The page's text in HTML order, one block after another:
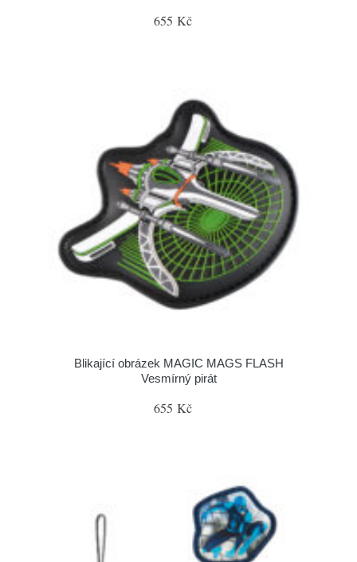
655 Kč
Blikající obrázek MAGIC MAGS FLASH
Vesmírný pirát
655 Kč